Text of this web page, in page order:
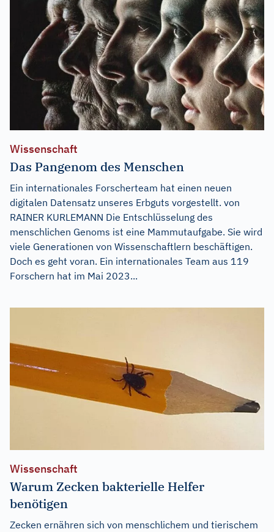
Wissenschaft
Das Pangenom des Menschen
Ein internationales Forscherteam hat einen neuen
digitalen Datensatz unseres Erbguts vorgestellt. von
RAINER KURLEMANN Die Entschlüsselung des
menschlichen Genoms ist eine Mammutaufgabe. Sie wird
viele Generationen von Wissenschaftlern beschäftigen.
Doch es geht voran. Ein internationales Team aus 119
Forschern hat im Mai 2023...
Wissenschaft
Warum Zecken bakterielle Helfer
benötigen
Zecken ernähren sich von menschlichem und tierischem